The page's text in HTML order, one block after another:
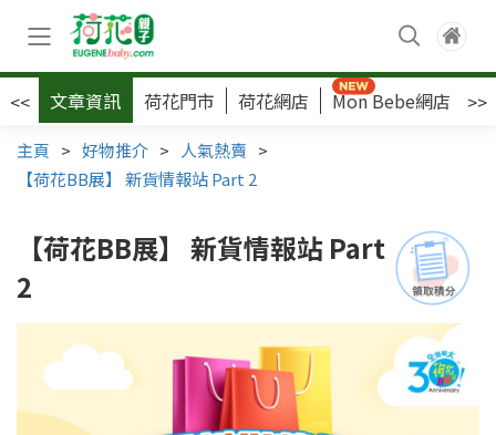
<< 文章資訊 荷花門市 荷花網店 Mon Bebe網店 >>
主頁 > 好物推介 > 人氣熱賣 >
【荷花BB展】 新貨情報站 Part 2
【荷花BB展】 新貨情報站 Part
2